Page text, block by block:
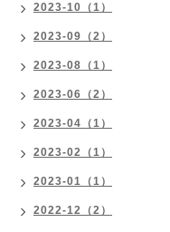
2023-10（1）
2023-09（2）
2023-08（1）
2023-06（2）
2023-04（1）
2023-02（1）
2023-01（1）
2022-12（2）